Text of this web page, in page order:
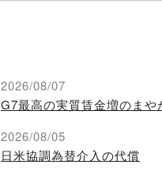
2026/08/07
G7最高の実質賃金増のまや
2026/08/05
日米協調為替介入の代償